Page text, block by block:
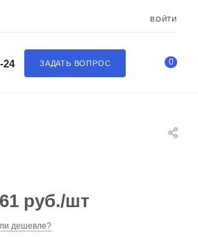
ВОЙТИ
ЗАДАТЬ ВОПРОС
24 0
руб./шт
дешевле?